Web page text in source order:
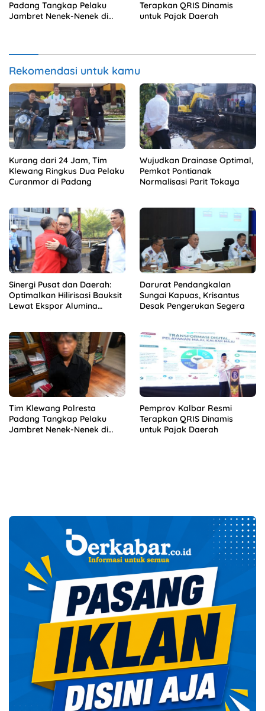
Padang Tangkap Pelaku
Jambret Nenek-Nenek di
Terapkan QRIS Dinamis
untuk Pajak Daerah
Rekomendasi untuk kamu
Kurang dari 24 Jam, Tim
Klewang Ringkus Dua Pelaku
Curanmor di Padang
Wujudkan Drainase Optimal,
Pemkot Pontianak
Normalisasi Parit Tokaya
Sinergi Pusat dan Daerah:
Optimalkan Hilirisasi Bauksit
Lewat Ekspor Alumina
Darurat Pendangkalan
Sungai Kapuas, Krisantus
Desak Pengerukan Segera
Tim Klewang Polresta
Padang Tangkap Pelaku
Jambret Nenek-Nenek di
Pemprov Kalbar Resmi
Terapkan QRIS Dinamis
untuk Pajak Daerah